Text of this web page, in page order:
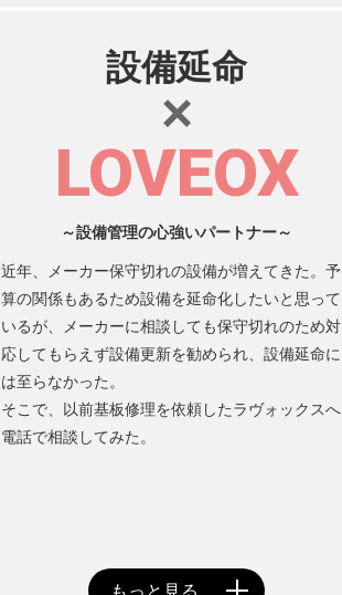
設備延命
×
LOVEOX
～設備管理の心強いパートナー～
近年、メーカー保守切れの設備が増えてきた。予
算の関係もあるため設備を延命化したいと思って
いるが、メーカーに相談しても保守切れのため対
応してもらえず設備更新を勧められ、設備延命に
は至らなかった。
そこで、以前基板修理を依頼したラヴォックスへ
電話で相談してみた。